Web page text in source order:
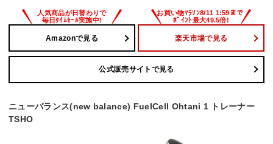
Amazonで見る 楽天市場で見る
公式販売サイトで見る
ニューバランス(new balance) FuelCell Ohtani 1 トレーナー
TSHO